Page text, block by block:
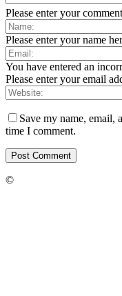
Please enter your
Please enter your name
You have entered an
Please enter your email
Save my name, email,
time I comment.
©